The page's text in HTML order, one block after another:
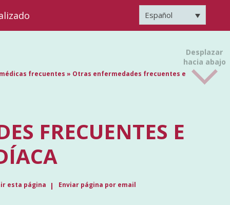
Español
frecuentes » Otras enfermedades frecuentes e
FRECUENTES E
esta página Enviar página por email
Desplazar
hacia abajo